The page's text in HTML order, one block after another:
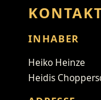
INHABER
Heiko Heinze
Heidis